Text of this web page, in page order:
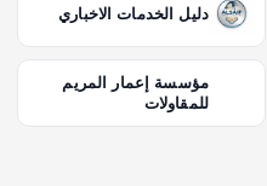
دليل الخدمات الاخباري
مؤسسة إعمار المريم
للمقاولات